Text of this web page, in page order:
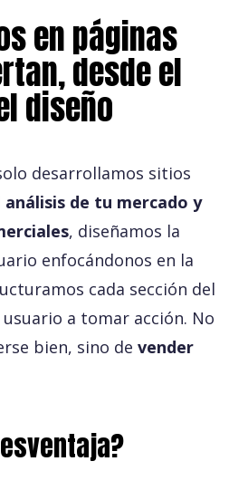
en páginas
desde el
diseño
desarrollamos sitios
análisis de tu mercado y
, diseñamos la
enfocándonos en la
cada sección del
a tomar acción. No
bien, sino de vender